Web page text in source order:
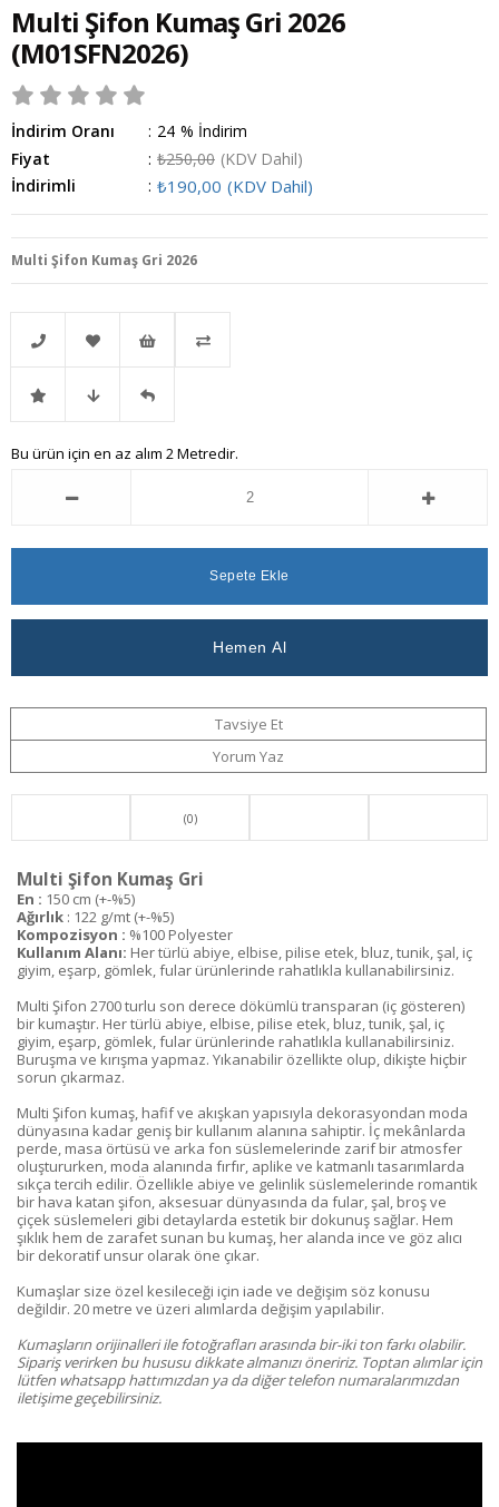
Multi Şifon Kumaş Gri 2026
(M01SFN2026)
İndirim Oranı : %
24
İndirim
Fiyat
: ₺250,00 (KDV Dahil)
İndirimli
: ₺190,00 (KDV Dahil)
Multi Şifon Kumaş Gri 2026
Telefonla
Sipariş
Favorilere
Ekle
İstek
Listeme
İndirimli Fiyat
Ver
Gelince
Bu ürün için en az alım 2 Metredir.
Tavsiye Et
Yorum Yaz
(0)
Multi Şifon Kumaş Gri
En : 150 cm (+-%5)
Ağırlık : 122 g/mt (+-%5)
Kompozisyon : %100 Polyester
Kullanım Alanı: Her türlü abiye, elbise, pilise etek, bluz, tunik, şal, iç
giyim, eşarp, gömlek, fular ürünlerinde rahatlıkla kullanabilirsiniz.
Multi Şifon 2700 turlu son derece dökümlü transparan (iç gösteren)
bir kumaştır. Her türlü abiye, elbise, pilise etek, bluz, tunik, şal, iç
giyim, eşarp, gömlek, fular ürünlerinde rahatlıkla kullanabilirsiniz.
Buruşma ve kırışma yapmaz. Yıkanabilir özellikte olup, dikişte hiçbir
sorun çıkarmaz.
Multi Şifon kumaş, hafif ve akışkan yapısıyla dekorasyondan moda
dünyasına kadar geniş bir kullanım alanına sahiptir. İç mekânlarda
perde, masa örtüsü ve arka fon süslemelerinde zarif bir atmosfer
oluştururken, moda alanında fırfır, aplike ve katmanlı tasarımlarda
sıkça tercih edilir. Özellikle abiye ve gelinlik süslemelerinde romantik
bir hava katan şifon, aksesuar dünyasında da fular, şal, broş ve
çiçek süslemeleri gibi detaylarda estetik bir dokunuş sağlar. Hem
şıklık hem de zarafet sunan bu kumaş, her alanda ince ve göz alıcı
bir dekoratif unsur olarak öne çıkar.
Kumaşlar size özel kesileceği için iade ve değişim söz konusu
değildir. 20 metre ve üzeri alımlarda değişim yapılabilir.
Kumaşların orijinalleri ile fotoğrafları arasında bir-iki ton farkı olabilir.
Sipariş verirken bu hususu dikkate almanızı öneririz. Toptan alımlar için
lütfen whatsapp hattımızdan ya da diğer telefon numaralarımızdan
iletişime geçebilirsiniz.